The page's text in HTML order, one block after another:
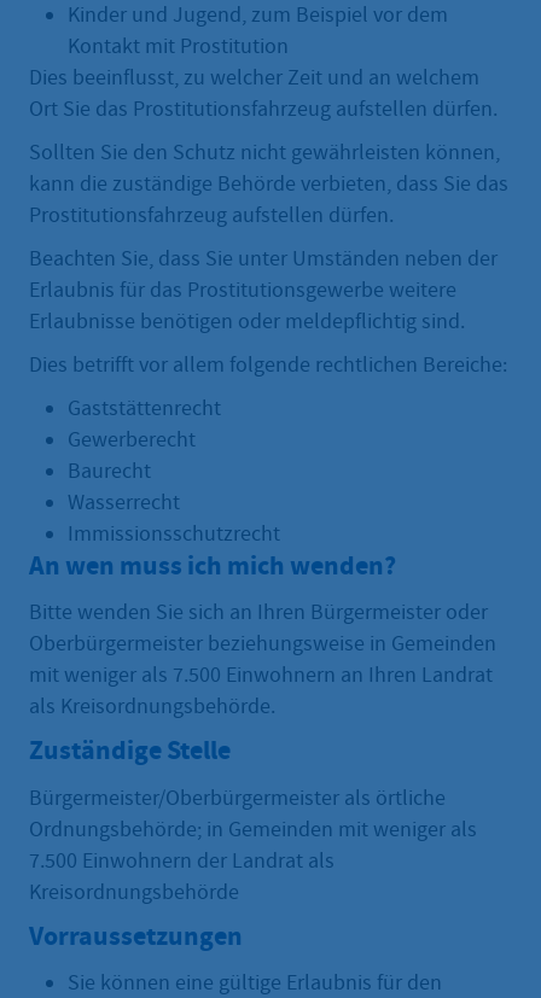
Kinder und Jugend, zum Beispiel vor dem
Kontakt mit Prostitution
Dies beeinflusst, zu welcher Zeit und an welchem
Ort Sie das Prostitutionsfahrzeug aufstellen dürfen.
Sollten Sie den Schutz nicht gewährleisten können,
kann die zuständige Behörde verbieten, dass Sie das
Prostitutionsfahrzeug aufstellen dürfen.
Beachten Sie, dass Sie unter Umständen neben der
Erlaubnis für das Prostitutionsgewerbe weitere
Erlaubnisse benötigen oder meldepflichtig sind.
Dies betrifft vor allem folgende rechtlichen Bereiche:
Gaststättenrecht
Gewerberecht
Baurecht
Wasserrecht
Immissionsschutzrecht
An wen muss ich mich wenden?
Bitte wenden Sie sich an Ihren Bürgermeister oder
Oberbürgermeister beziehungsweise in Gemeinden
mit weniger als 7.500 Einwohnern an Ihren Landrat
als Kreisordnungsbehörde.
Zuständige Stelle
Bürgermeister/Oberbürgermeister als örtliche
Ordnungsbehörde; in Gemeinden mit weniger als
7.500 Einwohnern der Landrat als
Kreisordnungsbehörde
Vorraussetzungen
Sie können eine gültige Erlaubnis für den